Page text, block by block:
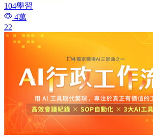
104學習
4萬
22